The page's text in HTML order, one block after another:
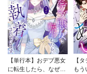
【単行本】おデブ悪女
に転生したら、なぜか
【
もう